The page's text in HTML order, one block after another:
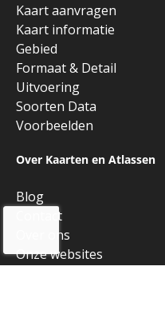
Kaart aanvragen
Kaart informatie
Gebied
Formaat & Detail
Uitvoering
Soorten Data
Voorbeelden
Over Kaarten en Atlassen
Blog
Contact
Over ons
Onze websites